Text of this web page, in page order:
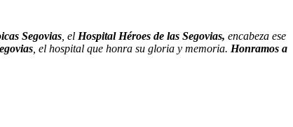
Segovias , el Hospital Héroes de las Segovias, encabeza ese
, el hospital que honra su gloria y memoria. Honramos a